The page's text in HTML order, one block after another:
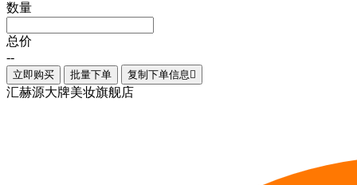
数量
总价
--
立即购买 批量下单 复制下单信息 
汇赫源大牌美妆旗舰店